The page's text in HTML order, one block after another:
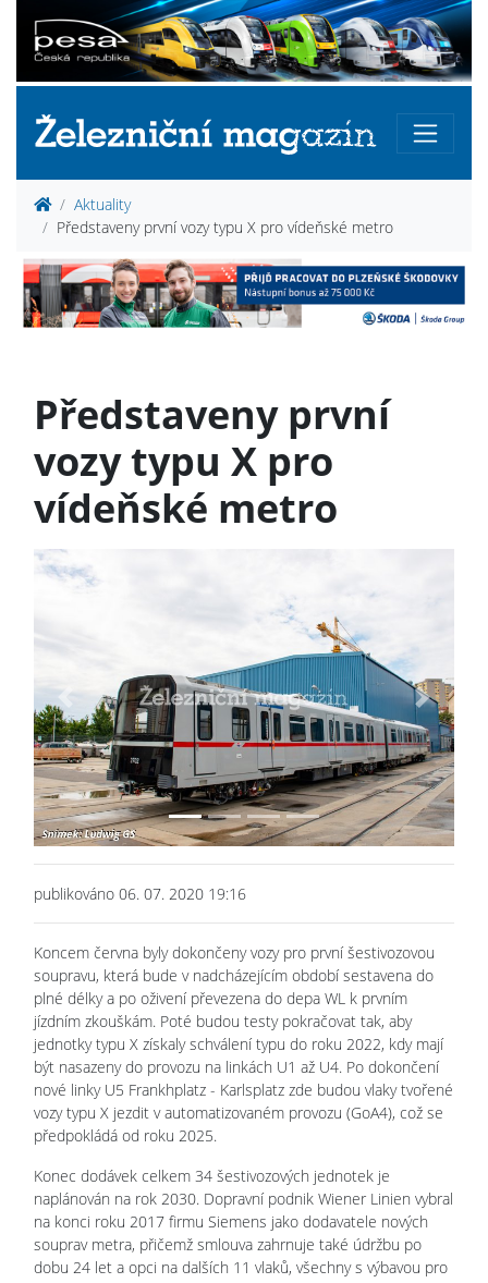
Aktuality
Představeny první vozy typu X pro vídeňské metro
Představeny první
vozy typu X pro
vídeňské metro
Previous Next
publikováno 06. 07. 2020 19:16
Koncem června byly dokončeny vozy pro první šestivozovou
soupravu, která bude v nadcházejícím období sestavena do
plné délky a po oživení převezena do depa WL k prvním
jízdním zkouškám. Poté budou testy pokračovat tak, aby
jednotky typu X získaly schválení typu do roku 2022, kdy mají
být nasazeny do provozu na linkách U1 až U4. Po dokončení
nové linky U5 Frankhplatz - Karlsplatz zde budou vlaky tvořené
vozy typu X jezdit v automatizovaném provozu (GoA4), což se
předpokládá od roku 2025.
Konec dodávek celkem 34 šestivozových jednotek je
naplánován na rok 2030. Dopravní podnik Wiener Linien vybral
na konci roku 2017 firmu Siemens jako dodavatele nových
souprav metra, přičemž smlouva zahrnuje také údržbu po
dobu 24 let a opci na dalších 11 vlaků, všechny s výbavou pro